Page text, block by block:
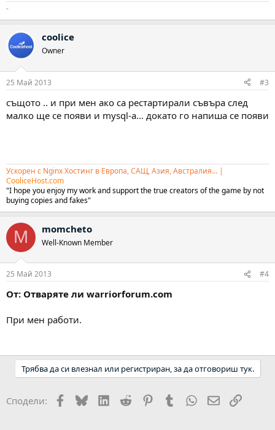
-
coolice
Owner
25 Май 2013 #3
същото .. и при мен ако са рестартирали съвъра след
малко ще се появи и mysql-a... докато го напиша се появи
Ускорен с Nginx Хостинг в Европа, САЩ, Азия, Австралия... |
CooliceHost.com
"I hope you enjoy my work and support the true creators of the game by not
buying copies and fakes"
M momcheto
Well-Known Member
25 Май 2013 #4
От: Отваряте ли warriorforum.com
При мен работи.
Трябва да си влезнал или регистриран, за да отговориш тук.
Сподели: Facebook
BlueskyLinkedIn
Reddit PinterestTumblr WhatsApp
EmailLink